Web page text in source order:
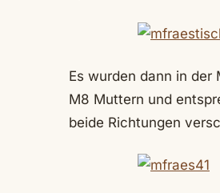
Es wurden dann in
M8 Muttern und
beide Richtungen